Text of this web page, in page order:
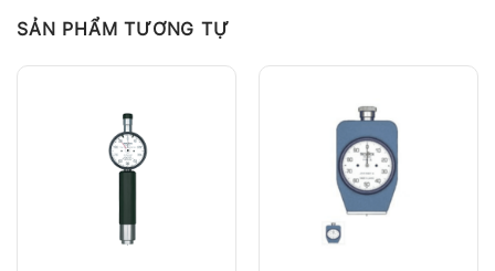
SẢN PHẨM TƯƠNG TỰ